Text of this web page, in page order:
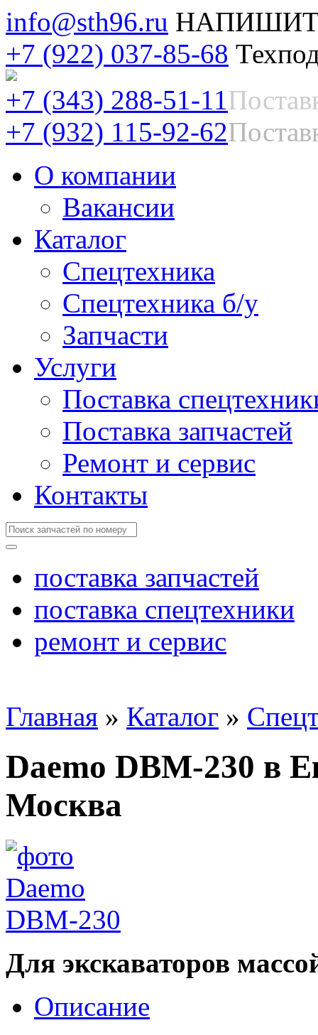
info@sth96.ru
+7 (922) 037-85-68
+7 (343) 288-51-11
+7 (932) 115-92-62
О компании
Вакансии
Каталог
Спецтехника
Спецтехника б/у
Запчасти
Услуги
Поставка
Поставка запчастей
Ремонт и сервис
Контакты
поставка запчастей
поставка спецтехники
ремонт и сервис
Главная » Каталог »
Daemo DBM-230 в
Москва
Для экскаваторов
Описание